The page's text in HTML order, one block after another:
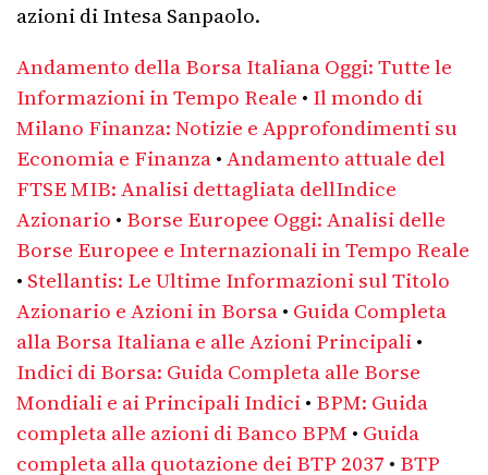
azioni di Intesa Sanpaolo.
Andamento della Borsa Italiana Oggi: Tutte le
Informazioni in Tempo Reale • Il mondo di
Milano Finanza: Notizie e Approfondimenti su
Economia e Finanza•Andamento attuale del
FTSE MIB: Analisi dettagliata dellIndice
Azionario • Borse Europee Oggi: Analisi delle
Borse Europee e Internazionali in Tempo Reale
• Stellantis: Le Ultime Informazioni sul Titolo
Azionario e Azioni in Borsa• Guida Completa
alla Borsa Italiana e alle Azioni Principali•
Indici di Borsa: Guida Completa alle Borse
Mondiali e ai Principali Indici• BPM: Guida
completa alle azioni di Banco BPM • Guida
completa alla quotazione dei BTP 2037 • BTP